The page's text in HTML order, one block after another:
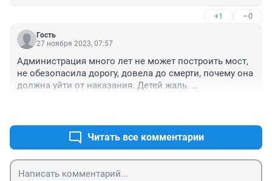
пешеходный мост... Кто то из комментаторов пишет,
что бумажки им в деревне не нужны, типа как хотят и
на чем хотят на том и передвигаются. Да хоть на
доводите!
+1 –0
Гость
27 ноября 2023, 07:57
Администрация много лет не может построить мост,
не обезопасила дорогу, довела до смерти, почему она
должна уйти от наказания. Детей жаль.
ответственность за свои действия, никакого порядка
Читать все комментарии